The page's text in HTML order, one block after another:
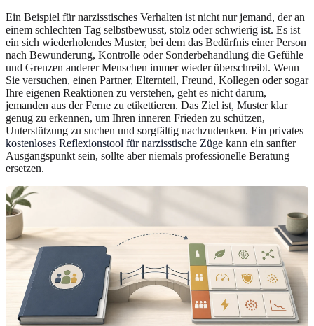
Ein Beispiel für narzisstisches Verhalten ist nicht nur jemand, der an
einem schlechten Tag selbstbewusst, stolz oder schwierig ist. Es ist
ein sich wiederholendes Muster, bei dem das Bedürfnis einer Person
nach Bewunderung, Kontrolle oder Sonderbehandlung die Gefühle
und Grenzen anderer Menschen immer wieder überschreibt. Wenn
Sie versuchen, einen Partner, Elternteil, Freund, Kollegen oder sogar
Ihre eigenen Reaktionen zu verstehen, geht es nicht darum,
jemanden aus der Ferne zu etikettieren. Das Ziel ist, Muster klar
genug zu erkennen, um Ihren inneren Frieden zu schützen,
Unterstützung zu suchen und sorgfältig nachzudenken. Ein privates
kostenloses Reflexionstool für narzisstische Züge kann ein sanfter
Ausgangspunkt sein, sollte aber niemals professionelle Beratung
ersetzen.